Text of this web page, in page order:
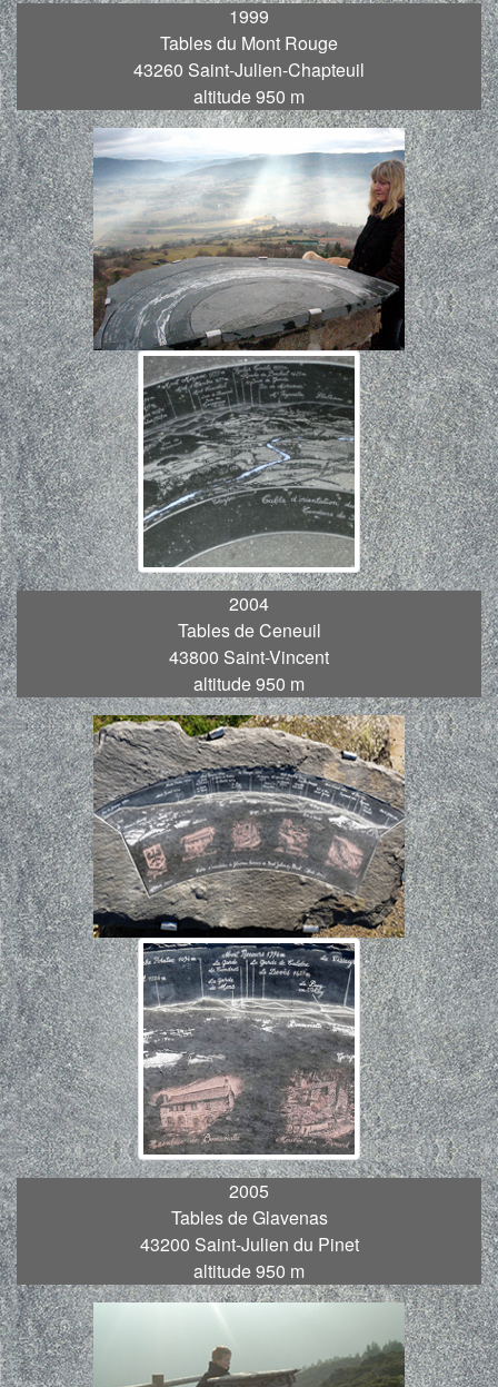
1999
Tables du Mont Rouge
43260 Saint-Julien-Chapteuil
altitude 950 m
2004
Tables de Ceneuil
43800 Saint-Vincent
altitude 950 m
2005
Tables de Glavenas
43200 Saint-Julien du Pinet
altitude 950 m